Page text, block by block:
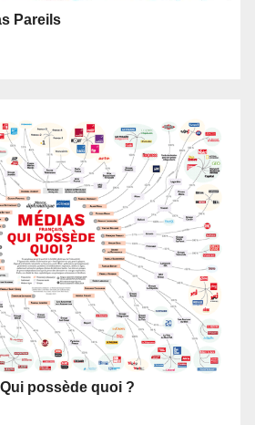
Pareils
possède quoi ?